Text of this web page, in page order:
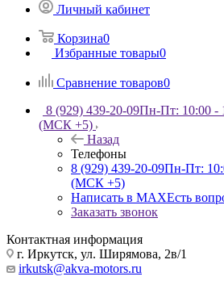
Личный кабинет
Корзина0
Избранные товары0
Сравнение товаров0
8 (929) 439-20-09Пн-Пт: 10:00 -
(МСК +5)
Назад
Телефоны
8 (929) 439-20-09Пн-Пт:
(МСК +5)
Написать в MAXЕсть
Заказать звонок
Контактная информация
г. Иркутск, ул. Ширямова, 2в/1
irkutsk@akva-motors.ru